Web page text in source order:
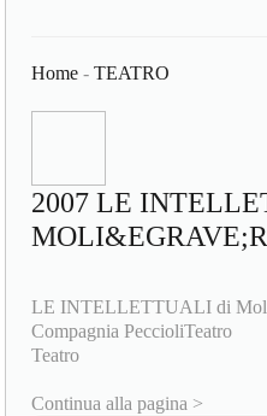
Home -TEATRO
2007 LE
LE INTELLETTUALI di
Compagnia PeccioliTeatro
Teatro
Continua alla pagina >